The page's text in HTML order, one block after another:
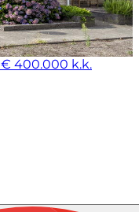
€ 400.000 k.k.